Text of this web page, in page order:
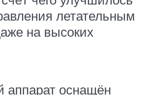
летательным
на высоких
аппарат оснащён